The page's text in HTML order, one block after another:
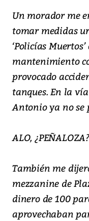
Un morador me
tomar medidas
‘Policías
mantenimiento
provocado
tanques. En la
Antonio ya no se
ALO, ¿PEÑALOZA?
También me
mezzanine de
dinero de 100
aprovechaban